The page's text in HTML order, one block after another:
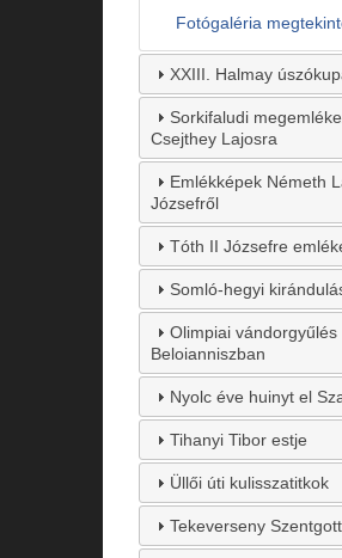
Fotógaléria
XXIII. Halmay
Sorkifaludi
Csejthey Lajosra
Emlékképek Németh
Józsefről
Tóth II Józsefre
Somló-hegyi
Olimpiai vándorgyűlés
Beloianniszban
Nyolc éve huinyt el
Tihanyi Tibor estje
Üllői úti kulisszatitkok
Tekeverseny